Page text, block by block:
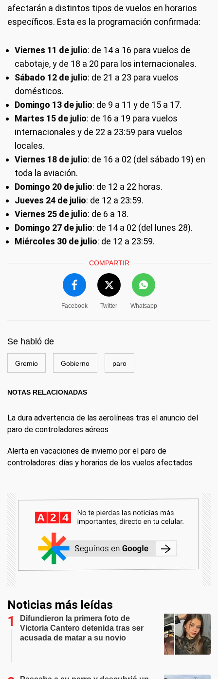
afectarán a distintos tipos de vuelos en horarios
específicos. Esta es la programación confirmada:
Viernes 11 de julio: de 14 a 16 para vuelos de
cabotaje, y de 18 a 20 para los internacionales.
Sábado 12 de julio: de 21 a 23 para vuelos
domésticos.
Domingo 13 de julio: de 9 a 11 y de 15 a 17.
Martes 15 de julio: de 16 a 19 para vuelos
internacionales y de 22 a 23:59 para vuelos
locales.
Viernes 18 de julio: de 16 a 02 (del sábado 19) en
toda la aviación.
Domingo 20 de julio: de 12 a 22 horas.
Jueves 24 de julio: de 12 a 23:59.
Viernes 25 de julio: de 6 a 18.
Domingo 27 de julio: de 14 a 02 (del lunes 28).
Miércoles 30 de julio: de 12 a 23:59.
COMPARTIR
Facebook Twitter Whatsapp
Se habló de
Gremio Gobierno paro
NOTAS RELACIONADAS
La dura advertencia de las aerolíneas tras el anuncio del
paro de controladores aéreos
Alerta en vacaciones de invierno por el paro de
controladores: días y horarios de los vuelos afectados
Noticias más leídas
Difundieron la primera foto de
Victoria Cantero detenida tras ser
acusada de matar a su novio